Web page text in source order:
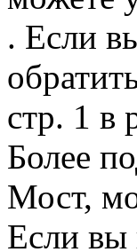
. Если
стр. 1 в
Более
Мост,
Если вы